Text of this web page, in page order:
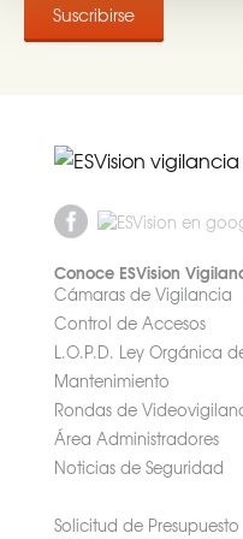
Conoce ESVision
Cámaras de Vigilancia
Control de Accesos
L.O.P.D. Ley Orgánica
Mantenimiento
Rondas de
Área Administradores
Noticias de Seguridad
Solicitud de Presupuesto